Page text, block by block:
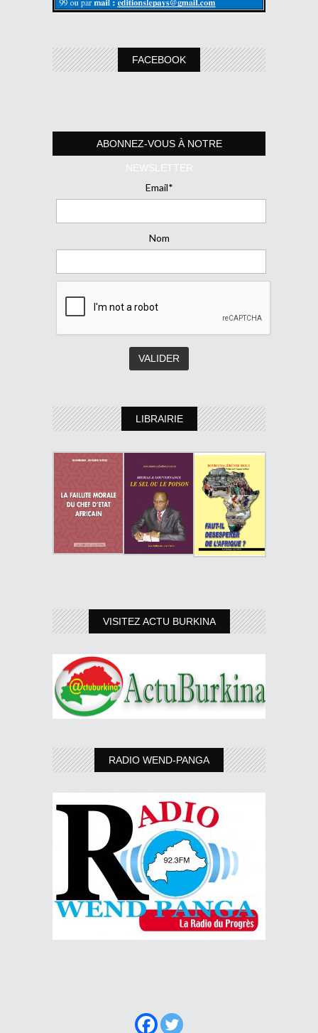
FACEBOOK
ABONNEZ-VOUS À NOTRE
NEWSLETTER
Email*
Nom
LIBRAIRIE
VISITEZ ACTU BURKINA
RADIO WEND-PANGA